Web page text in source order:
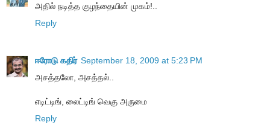
அதில் நடித்த குழந்தையின் முகம்!..
Reply
ஈரோடு கதிர் September 18, 2009 at 5:23 PM
அசத்தலோ, அசத்தல்..
எடிட்டிங், லைட்டிங் வெகு அருமை
Reply